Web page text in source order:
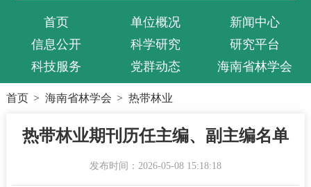
首页 单位概况
新闻中心
信息公开
科学研究
研究平台
科技服务
党群动态 海南省林学会
首页 > 海南省林学会 > 热带林业
热带林业期刊历任主编、副主编名单
发布时间：2026-05-08 15:18:18